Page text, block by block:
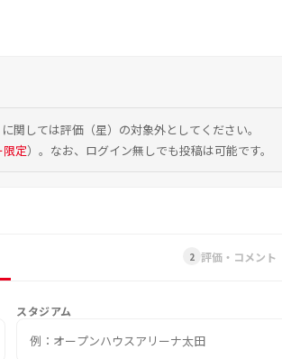
関しては評価（星）の対象外としてください。
定）。なお、ログイン無しでも投稿は可能です。
2 評価・コメント
スタジアム